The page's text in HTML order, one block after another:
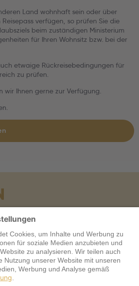
Land wohnhaft sein oder über
verfügen, so prüfen Sie die
beim zuständigen Ministerium
für Ihren Wohnsitz bzw. bei der
etwaige Rückreisebedingungen für
zu prüfen.
wir Ihnen gerne zur Verfügung.